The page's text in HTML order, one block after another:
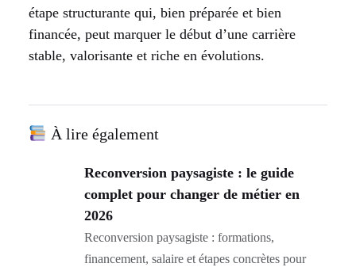
étape structurante qui, bien préparée et bien
financée, peut marquer le début d’une carrière
stable, valorisante et riche en évolutions.
À lire également
Reconversion paysagiste : le guide
complet pour changer de métier en
2026
Reconversion paysagiste : formations,
financement, salaire et étapes concrètes pour